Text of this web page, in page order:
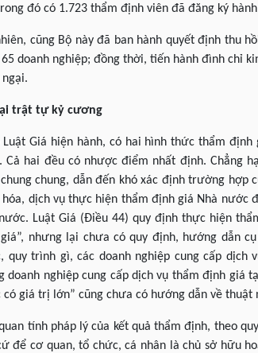
đó có 1.723 thẩm định viên đã đăng ký
cũng Bộ này đã ban hành quyết định thu
65 doanh nghiệp; đồng thời, tiến hành đình chỉ
trật tự kỷ cương
Luật Giá hiện hành, có hai hình thức thẩm
Cả hai đều có nhược điểm nhất định. Chẳng
chung, dẫn đến khó xác định trường
hóa, dịch vụ thực hiện thẩm định giá Nhà
Luật Giá (Điều 44) quy định thực hiện
nhưng lại chưa có quy định, hướng dẫn
quy trình gì, các doanh nghiệp cung cấp
doanh nghiệp cung cấp dịch vụ thẩm định giá
có giá trị lớn” cũng chưa có hướng dẫn về thuật
tính pháp lý của kết quả thẩm định, theo
để cơ quan, tổ chức, cá nhân là chủ sở hữu